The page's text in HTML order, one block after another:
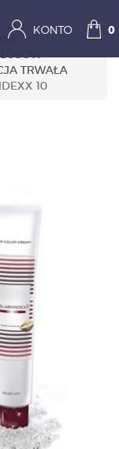
KONTO 0
TRWAŁA
10